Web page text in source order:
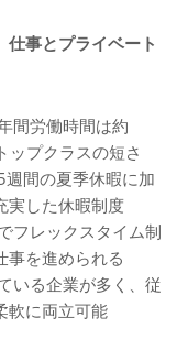
仕事とプライベート
間労働時間は約
ップクラスの短さ
間の夏季休暇に加
実した休暇制度
フレックスタイム制
事を進められる
いる企業が多く、従
軟に両立可能